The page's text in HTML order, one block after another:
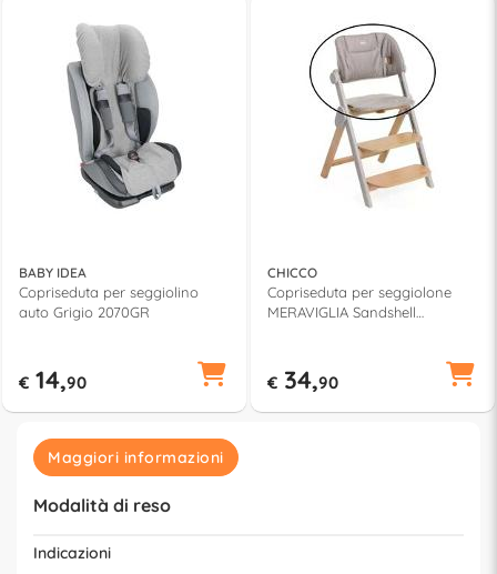
BABY IDEA
Copriseduta per seggiolino
auto Grigio 2070GR
€ 14,90
CHICCO
Copriseduta per seggiolone
MERAVIGLIA Sandshell
€ 34,90
Maggiori informazioni
Modalità di reso
Indicazioni